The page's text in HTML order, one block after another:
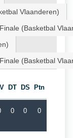
Vlaanderen)
(Basketbal
(Basketbal
DT DS Ptn
0 0 0